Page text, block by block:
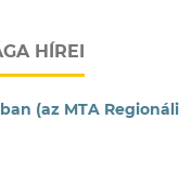
HÍREI
(az MTA